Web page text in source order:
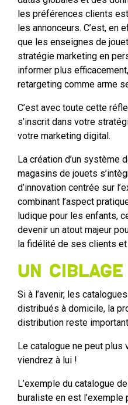
les préférences clients
les annonceurs. C’est, en
que les enseignes de
stratégie marketing en
informer plus
retargeting comme arme
C’est avec toute cette
s’inscrit dans votre
votre marketing digital.
La création d’un système
magasins de jouets
d’innovation centrée sur
combinant l’aspect
ludique pour les enfants,
devenir un atout majeur
la fidélité de ses clients
Un
Si à l’avenir, les
distribués à domicile, la
distribution reste
Le catalogue ne peut plus
viendrez à lui !
L’exemple du catalogue
buraliste en est l’exemple